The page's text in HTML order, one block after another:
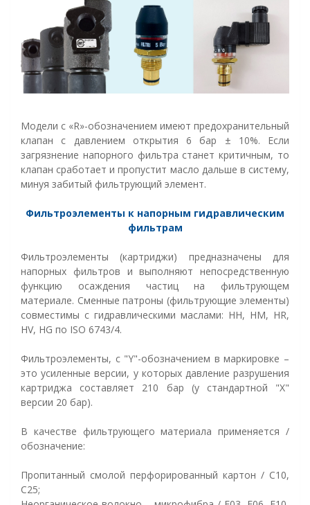
Модели с «R»-обозначением имеют предохранительный
клапан с давлением открытия 6 бар ± 10%. Если
загрязнение напорного фильтра станет критичным, то
клапан сработает и пропустит масло дальше в систему,
минуя забитый фильтрующий элемент.
Фильтроэлементы к напорным гидравлическим
фильтрам
Фильтроэлементы (картриджи) предназначены для
напорных фильтров и выполняют непосредственную
функцию осаждения частиц на фильтрующем
материале. Сменные патроны (фильтрующие элементы)
совместимы с гидравлическими маслами: HH, HM, HR,
HV, HG по ISO 6743/4.
Фильтроэлементы, с "Y"-обозначением в маркировке –
это усиленные версии, у которых давление разрушения
картриджа составляет 210 бар (у стандартной "X"
версии 20 бар).
В качестве фильтрующего материала применяется /
обозначение:
Пропитанный смолой перфорированный картон / C10,
C25;